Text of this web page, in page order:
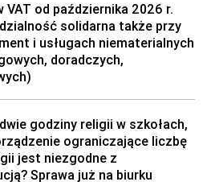
VAT od października 2026 r.
solidarna także przy
i usługach niematerialnych
doradczych,
godziny religii w szkołach,
ograniczające liczbę
jest niezgodne z
Sprawa już na biurku